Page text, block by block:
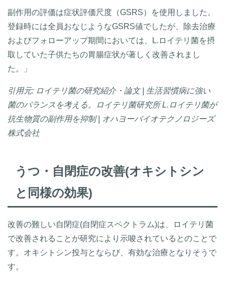
副作用の評価は症状評価尺度（GSRS）を使用しました。
登録時には全員おなじようなGSRS値でしたが、除去治療
およびフォローアップ期間においては、L.ロイテリ菌を摂
取していた子供たちの胃腸症状が著しく改善されまし
た。」
引用元: ロイテリ菌の研究紹介・論文 | 生活習慣病に強い
菌のバランスを考える。ロイテリ菌研究所 L.ロイテリ菌が
抗生物質の副作用を抑制 | オハヨーバイオテクノロジーズ
株式会社
うつ・自閉症の改善(オキシトシン
と同様の効果)
改善の難しい自閉症(自閉症スペクトラム)は、ロイテリ菌
で改善されることが研究により示唆されているとのことで
す。オキシトシン投与とならび、有効な治療となりそうで
す。